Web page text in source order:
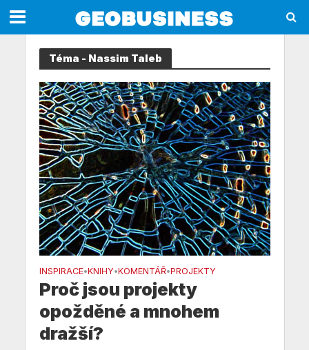
Téma - Nassim Taleb
INSPIRACE•KNIHY•KOMENTÁŘ•PROJEKTY
Proč jsou projekty
opožděné a mnohem
dražší?